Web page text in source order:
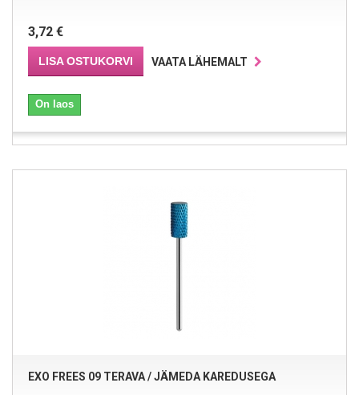
3,72 €
LISA OSTUKORVI VAATA LÄHEMALT
On laos
EXO FREES 09 TERAVA / JÄMEDA KAREDUSEGA